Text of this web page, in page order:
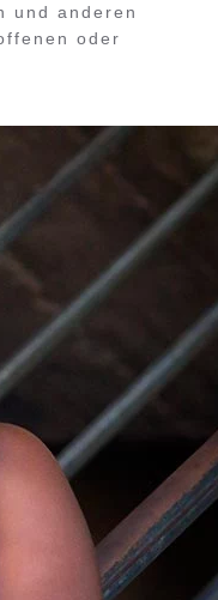
und anderen
oder